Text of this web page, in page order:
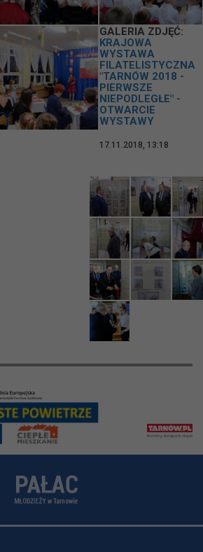
GALERIA ZDJĘĆ:
KRAJOWA
WYSTAWA
FILATELISTYCZNA
"TARNÓW 2018 -
PIERWSZE
NIEPODLEGŁE" -
OTWARCIE
WYSTAWY
17.11.2018, 13:18